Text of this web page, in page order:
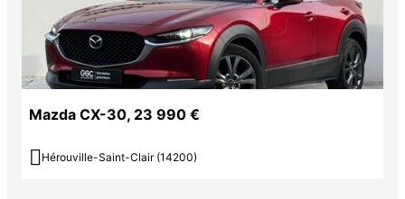
Mazda CX-30, 23 990 €
 Hérouville-Saint-Clair (14200)